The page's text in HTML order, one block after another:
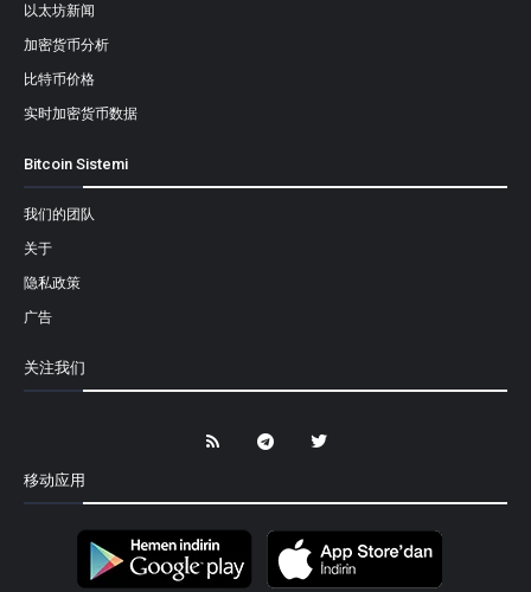
以太坊新闻
加密货币分析
比特币价格
实时加密货币数据
Bitcoin Sistemi
我们的团队
关于
隐私政策
广告
关注我们
移动应用